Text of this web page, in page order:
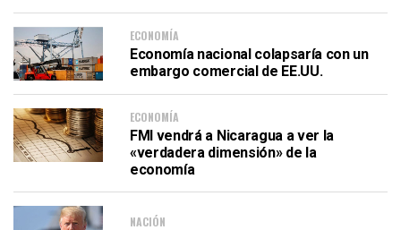
ECONOMÍA
Economía nacional colapsaría con un
embargo comercial de EE.UU.
ECONOMÍA
FMI vendrá a Nicaragua a ver la
«verdadera dimensión» de la
economía
NACIÓN